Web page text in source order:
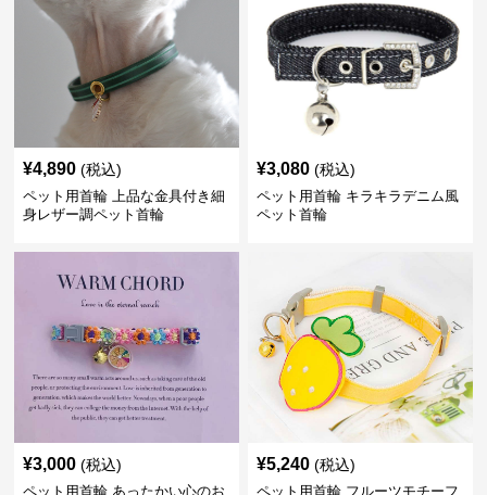
¥4,890 (税込)
ペット用首輪 上品な金具付き細
身レザー調ペット首輪
¥3,080 (税込)
ペット用首輪 キラキラデニム風
ペット首輪
¥3,000 (税込)
ペット用首輪 あったかい心のお
¥5,240 (税込)
ペット用首輪 フルーツモチーフ